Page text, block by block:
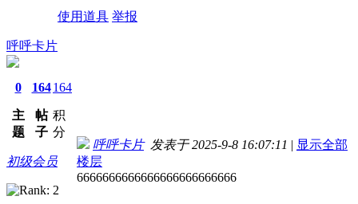
使用道具 举报
呼呼卡片
0
主
题
164
帖
子
164
积
分
初级会员
呼呼卡片发表于 2025-9-8 16:07:11 | 显示全部
楼层
6666666666666666666666666